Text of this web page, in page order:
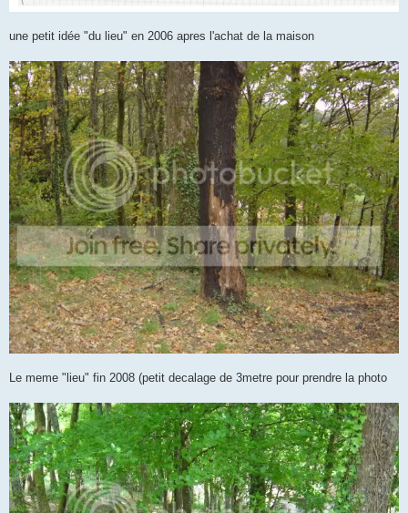
une petit idée "du lieu" en 2006 apres l'achat de la maison
Le meme "lieu" fin 2008 (petit decalage de 3metre pour prendre la photo